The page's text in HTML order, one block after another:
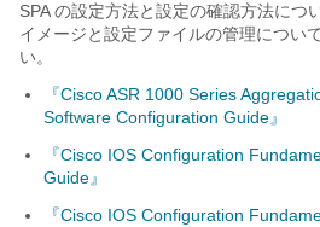
SPA の設定方法と設定の確認方法につ
イメージと設定ファイルの管理につい
い。
『Cisco ASR 1000 Series
Software Configuration Guide』
『Cisco IOS Configuration
Guide』
『Cisco IOS Configuration